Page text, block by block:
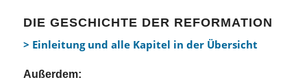
DIE GESCHICHTE DER REFORMATION
> Einleitung und alle Kapitel in der Übersicht
Außerdem: